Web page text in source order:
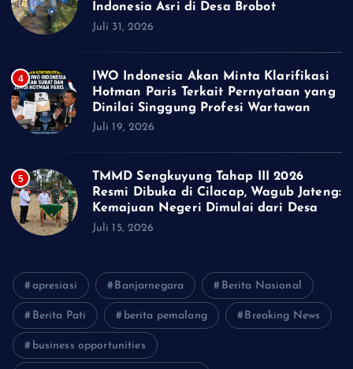
Indonesia Asri di Desa Brobot
Juli 31, 2026
4
IWO Indonesia Akan Minta Klarifikasi
Hotman Paris Terkait Pernyataan yang
Dinilai Singgung Profesi Wartawan
Juli 19, 2026
5
TMMD Sengkuyung Tahap III 2026
Resmi Dibuka di Cilacap, Wagub Jateng:
Kemajuan Negeri Dimulai dari Desa
Juli 15, 2026
apresiasi Banjarnegara Berita Nasional
Berita Pati berita pemalang Breaking News
business opportunities